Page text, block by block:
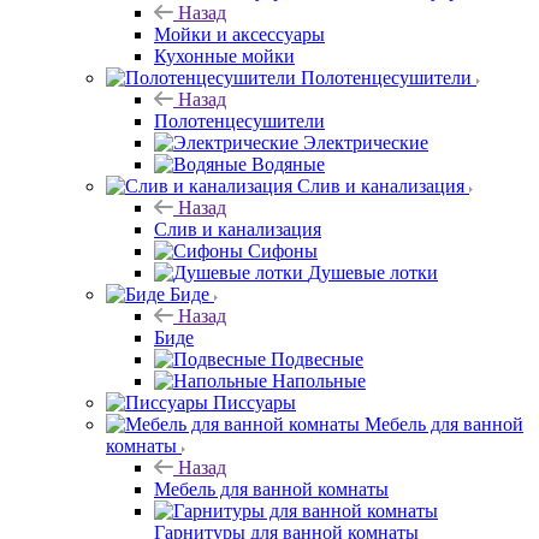
Назад
Мойки и аксессуары
Кухонные мойки
Полотенцесушители
Назад
Полотенцесушители
Электрические
Водяные
Слив и канализация
Назад
Слив и канализация
Сифоны
Душевые лотки
Биде
Назад
Биде
Подвесные
Напольные
Писсуары
Мебель для ванной
комнаты
Назад
Мебель для ванной комнаты
Гарнитуры для ванной комнаты